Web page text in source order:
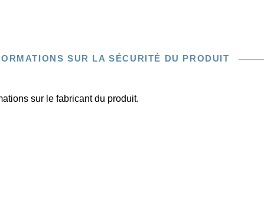
SUR LA SÉCURITÉ DU PRODUIT
sur le fabricant du produit.